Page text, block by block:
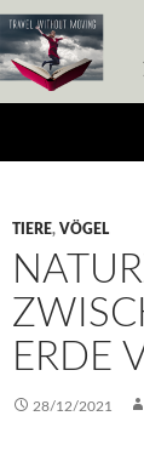
Zum
Inhalt
springen
TIERE, VÖGEL
ERDE
28/12/2021